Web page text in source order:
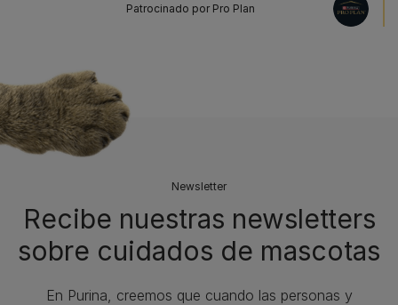
Patrocinado por Pro Plan
Newsletter
Recibe nuestras newsletters
sobre cuidados de mascotas​
En Purina, creemos que cuando las personas y